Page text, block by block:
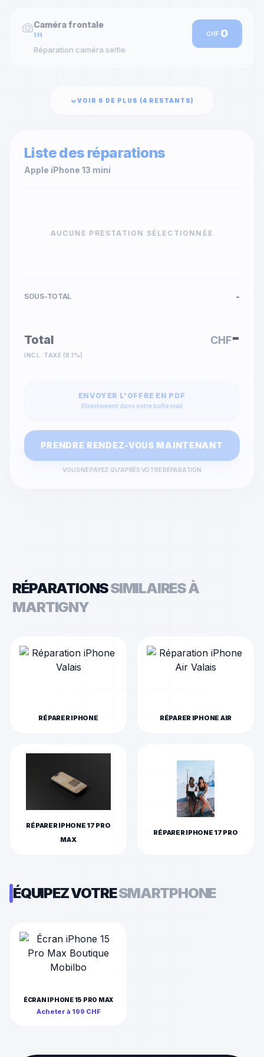
0
Caméra frontale
1H
VOIR 6 DE PLUS (4 RESTANTS)
Liste des réparations
Apple iPhone 13 mini
AUCUNE PRESTATION SÉLECTIONNÉE
SOUS-TOTAL -
Total CHF-
INCL. TAXE (8.1%)
ENVOYER L'OFFRE EN PDF
Directement dans votre boîte mail
PRENDRE RENDEZ-VOUS MAINTENANT
VOUS NE PAYEZ QU'APRÈS VOTRE RÉPARATION
RÉPARATIONSSIMILAIRES À
MARTIGNY
RÉPARERIPHONE RÉPARER IPHONE AIR
RÉPARERIPHONE 17 PRO
MAX
RÉPARERIPHONE 17 PRO
ÉQUIPEZ VOTRESMARTPHONE
ÉCRAN IPHONE 15 PRO MAX
Acheter à 199 CHF